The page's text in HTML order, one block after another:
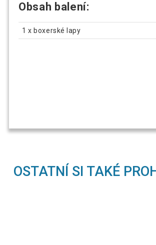
Obsah balení:
1 x boxerské lapy
OSTATNÍ SI TAKÉ